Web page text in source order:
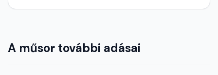
A műsor további adásai